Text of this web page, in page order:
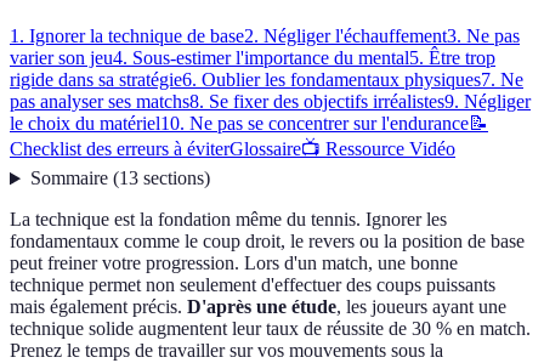
1. Ignorer la technique de base2. Négliger l'échauffement3. Ne pas
varier son jeu4. Sous-estimer l'importance du mental5. Être trop
rigide dans sa stratégie6. Oublier les fondamentaux physiques7. Ne
pas analyser ses matchs8. Se fixer des objectifs irréalistes9. Négliger
le choix du matériel10. Ne pas se concentrer sur l'endurance📝
Checklist des erreurs à éviterGlossaire📺 Ressource Vidéo
Sommaire(13 sections)
La technique est la fondation même du tennis. Ignorer les
fondamentaux comme le coup droit, le revers ou la position de base
peut freiner votre progression. Lors d'un match, une bonne
technique permet non seulement d'effectuer des coups puissants
mais également précis. D'après une étude, les joueurs ayant une
technique solide augmentent leur taux de réussite de 30 % en match.
Prenez le temps de travailler sur vos mouvements sous la